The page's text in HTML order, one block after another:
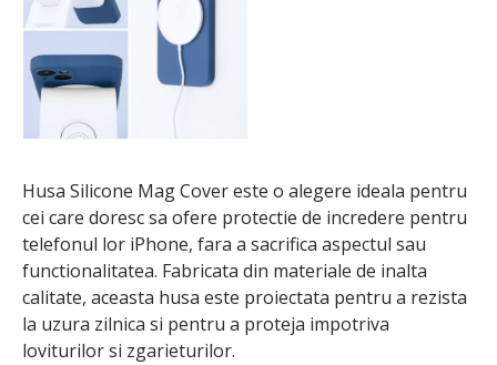
Husa Silicone Mag Cover este o alegere ideala pentru
cei care doresc sa ofere protectie de incredere pentru
telefonul lor iPhone, fara a sacrifica aspectul sau
functionalitatea. Fabricata din materiale de inalta
calitate, aceasta husa este proiectata pentru a rezista
la uzura zilnica si pentru a proteja impotriva
loviturilor si zgarieturilor.